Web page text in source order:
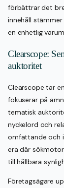
förbättrar det
innehåll
en enhetlig
Clearscope:
auktoritet
Clearscope tar
fokuserar på
tematisk
nyckelord och
omfattande och
era där
till hållbara
Företagsägare